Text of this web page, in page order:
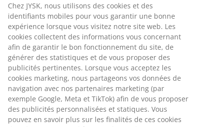
Options de livraison flexibles
Livraison rapide et facile
Tissu. Coussin d'assise avec ressorts ensachés et
rembourrage en mousse. Coussin de dossier en
mousse. Module ouvert pour canapé modulable. Non
réversible. l123 x H64 x P94 cm
Chez JYSK, nous utilisons des cookies et des
identifiants mobiles pour vous garantir une bonne
expérience lorsque vous visitez notre site web. Les
cookies collectent des informations vous concernant
afin de garantir le bon fonctionnement du site, de
générer des statistiques et de vous proposer des
publicités pertinentes. Lorsque vous acceptez les
cookies marketing, nous partageons vos données de
navigation avec nos partenaires marketing (par
exemple Google, Meta et TikTok) afin de vous proposer
des publicités personnalisées et statiques. Vous
pouvez en savoir plus sur les finalités de ces cookies